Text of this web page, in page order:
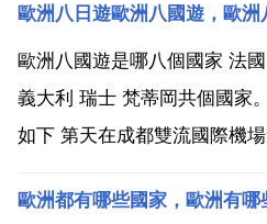
洲有7個。盧森堡 是袖珍國中
方千米，人口近40萬，有 鋼
歐洲八日遊歐洲八國遊，歐
歐洲八國遊是哪八個國家 法
義大利 瑞士 梵蒂岡共個國家
如下 第天在成都雙流國際機
第三天參觀慕尼黑 第鍵型四
歐洲都有哪些國家，歐洲有哪